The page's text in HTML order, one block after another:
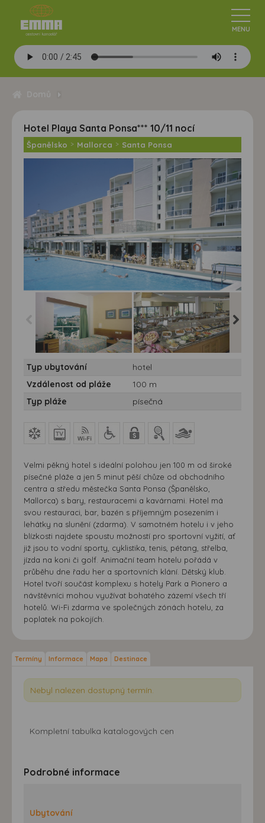
Hotel Playa Santa Ponsa*** 10/11 nocí
Španělsko > Mallorca > Santa Ponsa
Ponsa*** 10/11 nocí -
Mallorca, Santa Ponsa -
hotel Playa Santa
Ponsa
Ponsa*** 10/11 nocí -
Mallorca, Santa Ponsa -
hotel Playa Santa
Ponsa
Typ ubytování
hotel
Vzdálenost od pláže
100 m
Typ pláže
písečná
Velmi pěkný hotel s ideální polohou jen 100 m od široké
písečné pláže a jen 5 minut pěší chůze od obchodního
centra a středu městečka Santa Ponsa (Španělsko,
Mallorca) s bary, restauracemi a kavárnami. Hotel má
svou restauraci, bar, bazén s příjemným posezením i
lehátky na slunění (zdarma). V samotném hotelu i v jeho
blízkosti najdete spoustu možností pro sportovní vyžití, ať
již jsou to vodní sporty, cyklistika, tenis, pétang, střelba,
jízda na koni či golf. Animační team hotelu pořádá v
průběhu dne řadu her a sportovních klání. Dětský klub.
Hotel tvoří součást komplexu s hotely Park a Pionero a
návštěvníci mohou využívat bohatého zázemí všech tří
hotelů. Wi-Fi zdarma ve společných zónách hotelu, za
poplatek na pokojích.
Termíny Informace Mapa Destinace
Nebyl nalezen dostupný termín.
Kompletní tabulka katalogových cen
Podrobné informace
Ubytování